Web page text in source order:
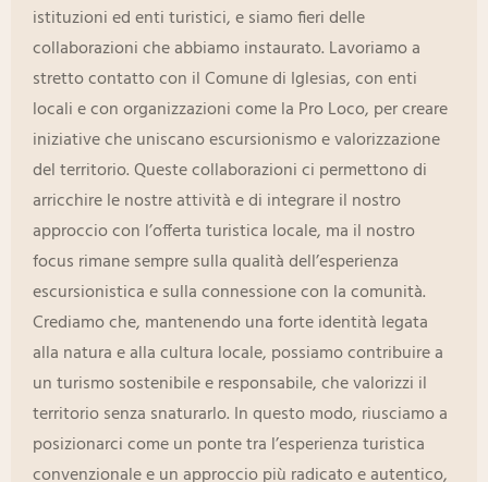
istituzioni ed enti turistici, e siamo fieri delle
collaborazioni che abbiamo instaurato. Lavoriamo a
stretto contatto con il Comune di Iglesias, con enti
locali e con organizzazioni come la Pro Loco, per creare
iniziative che uniscano escursionismo e valorizzazione
del territorio. Queste collaborazioni ci permettono di
arricchire le nostre attività e di integrare il nostro
approccio con l’offerta turistica locale, ma il nostro
focus rimane sempre sulla qualità dell’esperienza
escursionistica e sulla connessione con la comunità.
Crediamo che, mantenendo una forte identità legata
alla natura e alla cultura locale, possiamo contribuire a
un turismo sostenibile e responsabile, che valorizzi il
territorio senza snaturarlo. In questo modo, riusciamo a
posizionarci come un ponte tra l’esperienza turistica
convenzionale e un approccio più radicato e autentico,